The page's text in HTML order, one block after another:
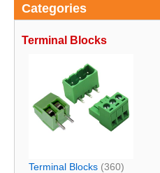
Categories
Terminal Blocks
Terminal Blocks (360)